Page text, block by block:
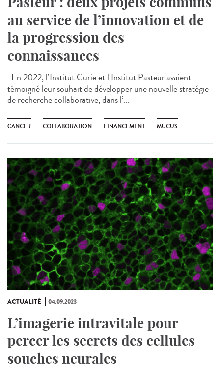
au service de l’innovation et de
la progression des
connaissances
En 2022, l’Institut Curie et l’Institut Pasteur avaient
témoigné leur souhait de développer une nouvelle stratégie
de recherche collaborative, dans l’...
CANCER COLLABORATION FINANCEMENT MUCUS
ACTUALITÉ 04.09.2023
L’imagerie intravitale pour
percer les secrets des cellules
souches neurales